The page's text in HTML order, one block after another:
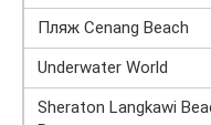
Пляж Cenang Beach
Underwater World
Sheraton Langkawi